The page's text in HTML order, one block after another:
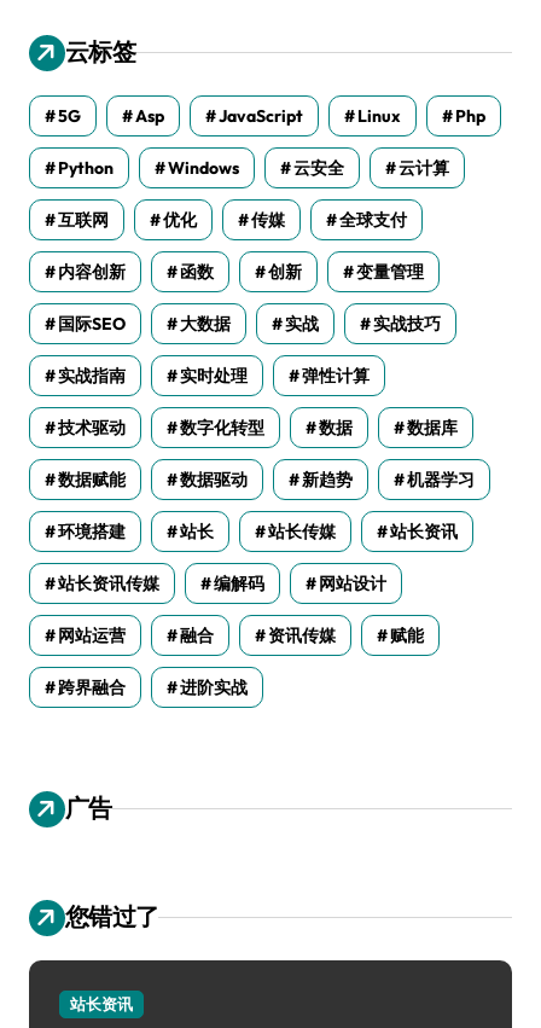
云标签
5G Asp JavaScript Linux Php
Python Windows 云安全 云计算
互联网 优化 传媒 全球支付
内容创新 函数 创新 变量管理
国际SEO 大数据 实战 实战技巧
实战指南 实时处理 弹性计算
技术驱动 数字化转型 数据 数据库
数据赋能 数据驱动 新趋势 机器学习
环境搭建 站长 站长传媒 站长资讯
站长资讯传媒 编解码 网站设计
网站运营 融合 资讯传媒 赋能
跨界融合 进阶实战
广告
您错过了
站长资讯